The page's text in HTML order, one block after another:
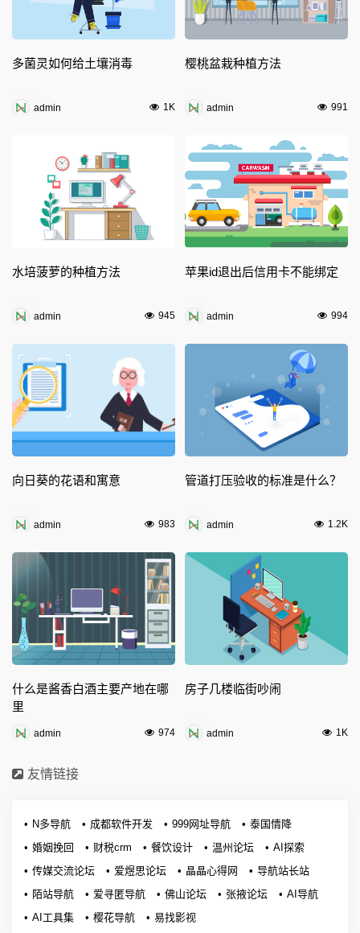
多菌灵如何给土壤消毒
admin 1K
樱桃盆栽种植方法
admin 991
水培菠萝的种植方法
admin 945
苹果id退出后信用卡不能绑定
admin 994
向日葵的花语和寓意
admin 983
管道打压验收的标准是什么？
admin 1.2K
什么是酱香白酒主要产地在哪
里
admin 974
房子几楼临街吵闹
admin 1K
友情链接
N多导航 成都软件开发 999网址导航
泰国情降
婚姻挽回
财税crm 餐饮设计 温州论坛
AI探索
传媒交流论坛
爱煜思论坛 晶晶心得网
导航站长站
陌站导航
爱寻匿导航 佛山论坛 张掖论坛
AI导航
AI工具集
樱花导航 易找影视